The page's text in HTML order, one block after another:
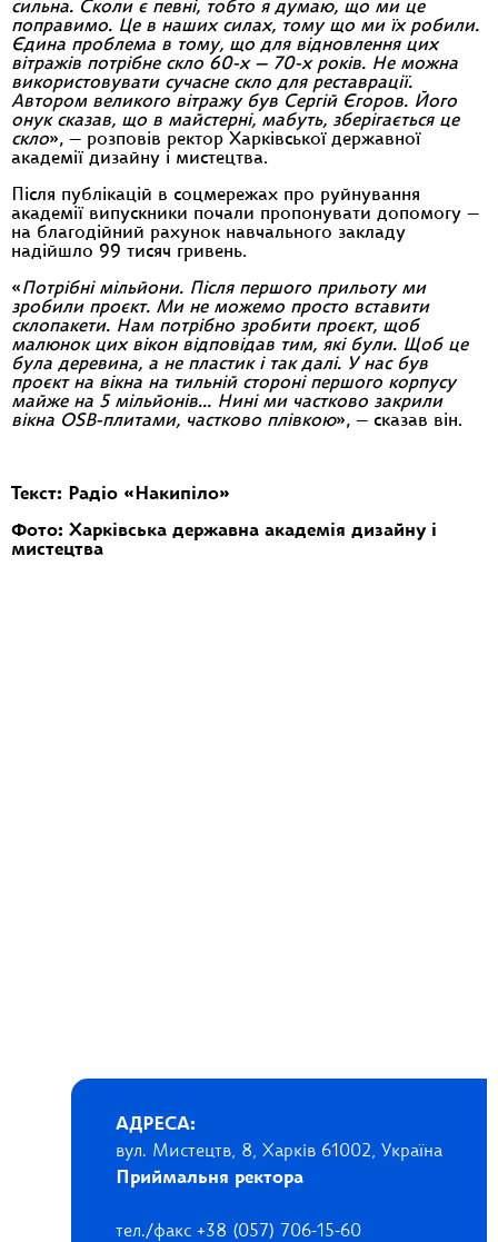
сильна. Сколи є певні, тобто я думаю, що ми це
поправимо. Це в наших силах, тому що ми їх робили.
Єдина проблема в тому, що для відновлення цих
вітражів потрібне скло 60-х — 70-х років. Не можна
використовувати сучасне скло для реставрації.
Автором великого вітражу був Сергій Єгоров. Його
онук сказав, що в майстерні, мабуть, зберігається це
скло», — розповів ректор Харківської державної
академії дизайну і мистецтва.
Після публікацій в соцмережах про руйнування
академії випускники почали пропонувати допомогу —
на благодійний рахунок навчального закладу
надійшло 99 тисяч гривень.
«Потрібні мільйони. Після першого прильоту ми
зробили проєкт. Ми не можемо просто вставити
склопакети. Нам потрібно зробити проєкт, щоб
малюнок цих вікон відповідав тим, які були. Щоб це
була деревина, а не пластик і так далі. У нас був
проєкт на вікна на тильній стороні першого корпусу
майже на 5 мільйонів… Нині ми частково закрили
вікна OSB-плитами, частково плівкою», — сказав він.
Текст: Радіо «Накипіло»
Фото: Харківська державна академія дизайну і
мистецтва
АДРЕСА:
вул. Мистецтв, 8, Харків 61002, Україна
Приймальня ректора
тел./факс +38 (057) 706-15-60